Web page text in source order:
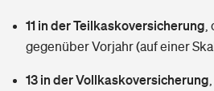
Sie haben Fragen?
Restkreditversicherung
Hundehalter-Haftpflicht
Tools
11 in der Teilkaskoversicherung
gegenüber Vorjahr (auf einer
13 in der Vollkaskoversicherung